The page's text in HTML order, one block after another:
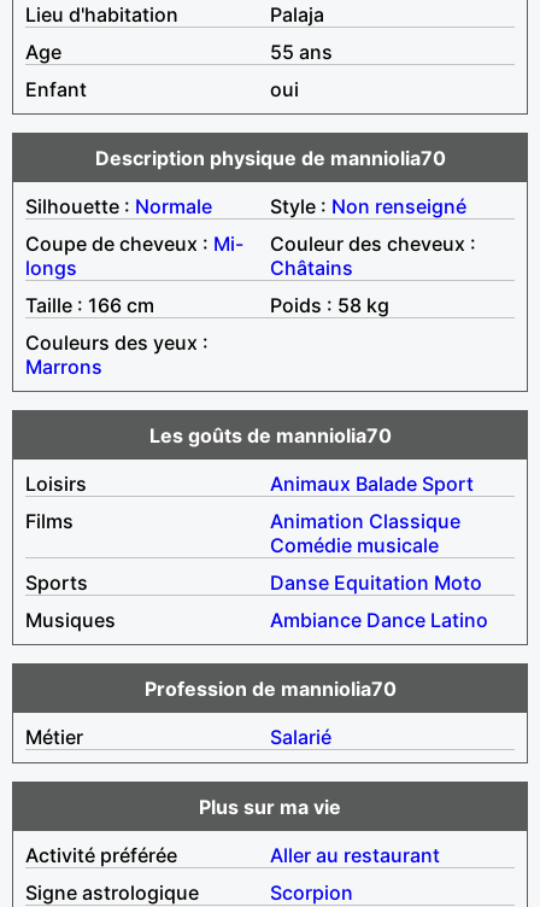
Lieu d'habitation
Palaja
Age
55 ans
Enfant
oui
Description physique de manniolia70
Silhouette : Normale Style : Non renseigné
Coupe de cheveux : Mi-
longs
Couleur des cheveux :
Châtains
Taille : 166 cm
Poids : 58 kg
Couleurs des yeux :
Marrons
Les goûts de manniolia70
Loisirs
Animaux Balade Sport
Films
Animation Classique
Comédie musicale
Sports
Danse Equitation Moto
Musiques
Ambiance Dance Latino
Profession de manniolia70
Métier
Salarié
Plus sur ma vie
Activité préférée
Aller au restaurant
Signe astrologique
Scorpion